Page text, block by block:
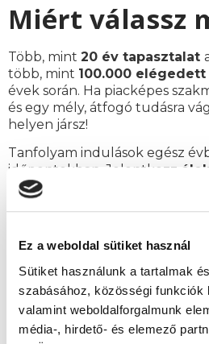
Ez a weboldal sütiket használ
Sütiket használunk a tartalmak
szabásához, közösségi funkciók
valamint weboldalforgalmunk
média-, hirdető- és elemező
Miért válassz
Több, mint 20 év tapasztalat
több, mint 100.000
évek során. Ha piacképes
és egy mély, átfogó tudásra
helyen jársz!
Tanfolyam indulások egész
időpontokban. Jelentkezz
szakképesítés
szakmát, távoktatási
Távoktatás
Az élelmiszer eladó képzés
online zajlik. A tananyagokat
nyomtatott formában is
azokkal kapcsolatos